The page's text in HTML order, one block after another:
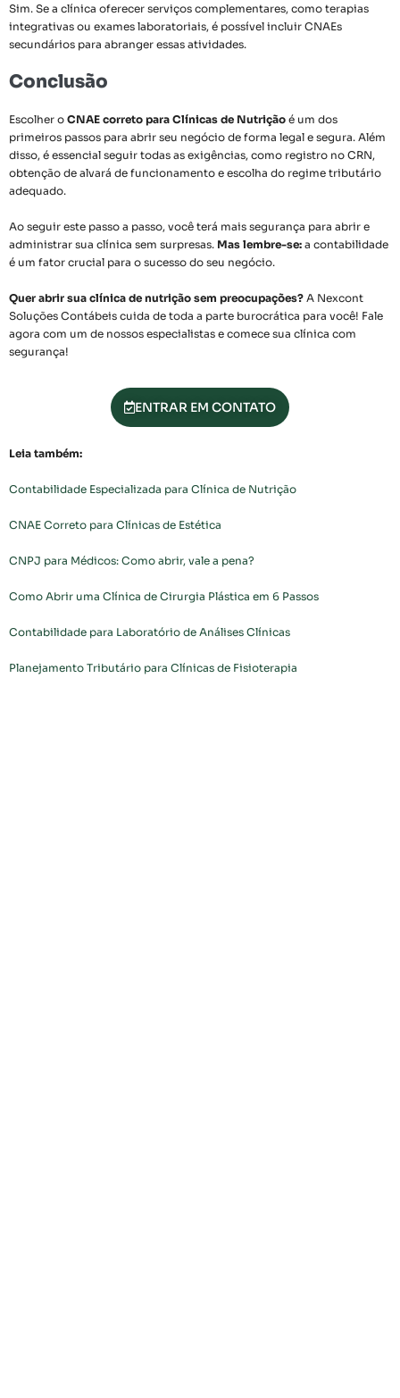
Sim. Se a clínica oferecer serviços complementares, como terapias
integrativas ou exames laboratoriais, é possível incluir CNAEs
secundários para abranger essas atividades.
Conclusão
Escolher o CNAE correto para Clínicas de Nutrição é um dos
primeiros passos para abrir seu negócio de forma legal e segura. Além
disso, é essencial seguir todas as exigências, como registro no CRN,
obtenção de alvará de funcionamento e escolha do regime tributário
adequado.
Ao seguir este passo a passo, você terá mais segurança para abrir e
administrar sua clínica sem surpresas. Mas lembre-se: a contabilidade
é um fator crucial para o sucesso do seu negócio.
Quer abrir sua clínica de nutrição sem preocupações? A Nexcont
Soluções Contábeis cuida de toda a parte burocrática para você! Fale
agora com um de nossos especialistas e comece sua clínica com
segurança!
ENTRAR EM CONTATO
Leia também:
Contabilidade Especializada para Clínica de Nutrição
CNAE Correto para Clínicas de Estética
CNPJ para Médicos: Como abrir, vale a pena?
Como Abrir uma Clínica de Cirurgia Plástica em 6 Passos
Contabilidade para Laboratório de Análises Clínicas
Planejamento Tributário para Clínicas de Fisioterapia